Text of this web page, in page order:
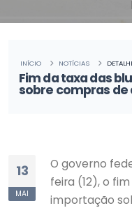
Fim da taxa das
sobre compras de
INÍCIO NOTÍCIAS
13
MAI
O governo
feira (12), o
importação